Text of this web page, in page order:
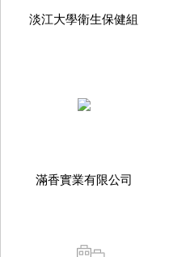
淡江大學衛生保健組
滿香實業有限公司